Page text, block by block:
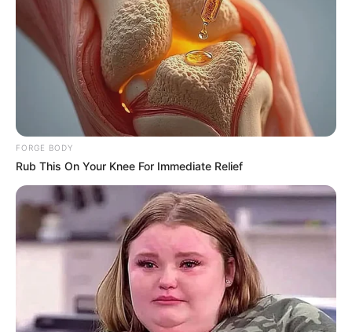
Why this ordinary drink is the secret to feeling your
CTA LOVE
FORGE BODY
Rub This On Your Knee For Immediate Relief